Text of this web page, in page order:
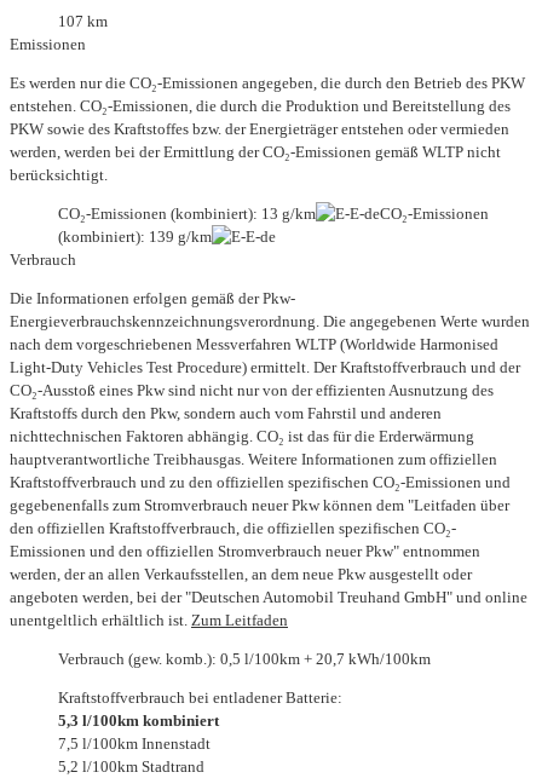
107 km
Emissionen
Es werden nur die CO₂-Emissionen angegeben, die durch den Betrieb des PKW
entstehen. CO₂-Emissionen, die durch die Produktion und Bereitstellung des
PKW sowie des Kraftstoffes bzw. der Energieträger entstehen oder vermieden
werden, werden bei der Ermittlung der CO₂-Emissionen gemäß WLTP nicht
berücksichtigt.
CO₂-Emissionen (kombiniert): 13 g/km
CO₂-Emissionen
(kombiniert): 139 g/km
Verbrauch
Die Informationen erfolgen gemäß der Pkw-
Energieverbrauchskennzeichnungsverordnung. Die angegebenen Werte wurden
nach dem vorgeschriebenen Messverfahren WLTP (Worldwide Harmonised
Light-Duty Vehicles Test Procedure) ermittelt. Der Kraftstoffverbrauch und der
CO₂-Ausstoß eines Pkw sind nicht nur von der effizienten Ausnutzung des
Kraftstoffs durch den Pkw, sondern auch vom Fahrstil und anderen
nichttechnischen Faktoren abhängig. CO₂ ist das für die Erderwärmung
hauptverantwortliche Treibhausgas. Weitere Informationen zum offiziellen
Kraftstoffverbrauch und zu den offiziellen spezifischen CO₂-Emissionen und
gegebenenfalls zum Stromverbrauch neuer Pkw können dem "Leitfaden über
den offiziellen Kraftstoffverbrauch, die offiziellen spezifischen CO₂-
Emissionen und den offiziellen Stromverbrauch neuer Pkw" entnommen
werden, der an allen Verkaufsstellen, an dem neue Pkw ausgestellt oder
angeboten werden, bei der "Deutschen Automobil Treuhand GmbH" und online
unentgeltlich erhältlich ist. Zum Leitfaden
Verbrauch (gew. komb.): 0,5 l/100km + 20,7 kWh/100km
Kraftstoffverbrauch bei entladener Batterie:
5,3 l/100km kombiniert
7,5 l/100km Innenstadt
5,2 l/100km Stadtrand